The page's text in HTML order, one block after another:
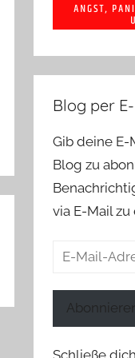
Blog per
Gib deine E-
Blog zu
via E-Mail
E-